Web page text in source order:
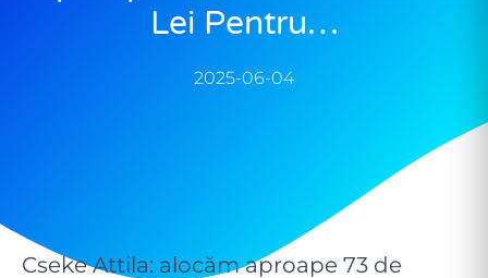
Lei Pentru…
2025-06-04
Cseke Attila: alocăm aproape 73 de